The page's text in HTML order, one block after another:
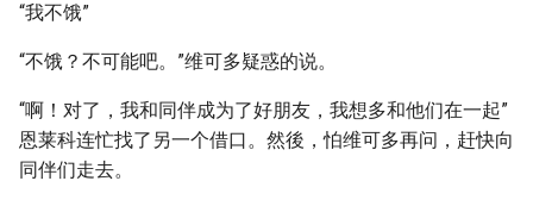
“我不饿”
“不饿？不可能吧。”维可多疑惑的说。
“啊！对了，我和同伴成为了好朋友，我想多和他们在一起”
恩莱科连忙找了另一个借口。然後，怕维可多再问，赶快向
同伴们走去。